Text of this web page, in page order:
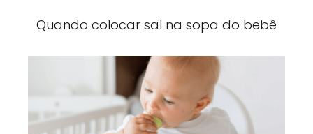
Quando colocar sal na sopa do bebê